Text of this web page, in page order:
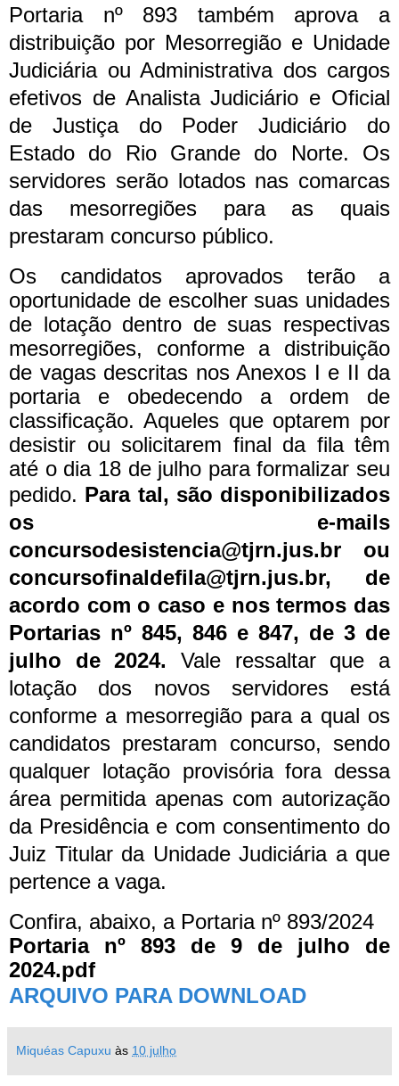
Portaria nº 893 também aprova a
distribuição por Mesorregião e Unidade
Judiciária ou Administrativa dos cargos
efetivos de Analista Judiciário e Oficial
de Justiça do Poder Judiciário do
Estado do Rio Grande do Norte. Os
servidores serão lotados nas comarcas
das mesorregiões para as quais
prestaram concurso público.
Os candidatos aprovados terão a
oportunidade de escolher suas unidades
de lotação dentro de suas respectivas
mesorregiões, conforme a distribuição
de vagas descritas nos Anexos I e II da
portaria e obedecendo a ordem de
classificação. Aqueles que optarem por
desistir ou solicitarem final da fila têm
até o dia 18 de julho para formalizar seu
pedido. Para tal, são disponibilizados
os e-mails
concursodesistencia@tjrn.jus.br ou
concursofinaldefila@tjrn.jus.br, de
acordo com o caso e nos termos das
Portarias nº 845, 846 e 847, de 3 de
julho de 2024.
Vale ressaltar que a
lotação dos novos servidores está
conforme a mesorregião para a qual os
candidatos prestaram concurso, sendo
qualquer lotação provisória fora dessa
área permitida apenas com autorização
da Presidência e com consentimento do
Juiz Titular da Unidade Judiciária a que
pertence a vaga.
Confira, abaixo, a Portaria nº 893/2024
Portaria nº 893 de 9 de julho de
2024.pdf
ARQUIVO PARA DOWNLOAD
Miquéas Capuxu às 10 julho